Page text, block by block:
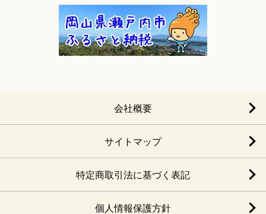
会社概要
サイトマップ
特定商取引法に基づく表記
個人情報保護方針